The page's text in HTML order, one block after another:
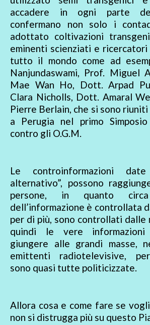
accadere in ogni parte
confermano non solo i
adottato coltivazioni
eminenti scienziati e
tutto il mondo come ad
Nanjundaswami, Prof. Miguel
Mae Wan Ho, Dott. Arpad
Clara Nicholls, Dott. Amaral
Pierre Berlain, che si sono
a Perugia nel primo
contro gli O.G.M.
Le controinformazioni
alternativo”, possono
persone, in quanto
dell’informazione è controllata
per di più, sono controllati dalle
quindi le vere informazioni
giungere alle grandi masse,
emittenti radiotelevisive,
sono quasi tutte politicizzate.
Allora cosa e come fare se
non si distrugga più su questo